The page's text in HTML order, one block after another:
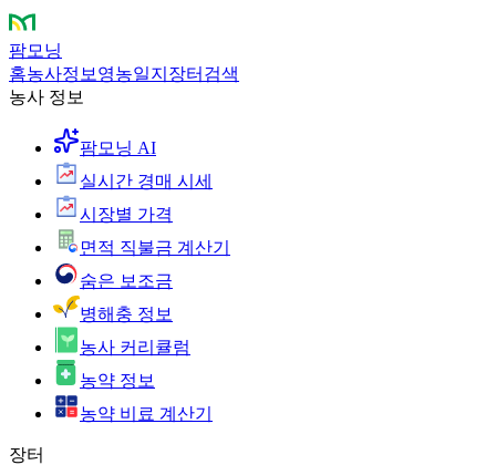
팜모닝
홈농사정보 영농일지 장터 검색
농사 정보
팜모닝 AI
실시간 경매 시세
시장별 가격
면적 직불금 계산기
숨은 보조금
병해충 정보
농사 커리큘럼
농약 정보
농약 비료 계산기
장터